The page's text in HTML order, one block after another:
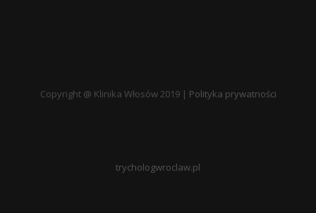
Copyright @ Klinika Włosów 2019 | Polityka prywatności
trychologwroclaw.pl